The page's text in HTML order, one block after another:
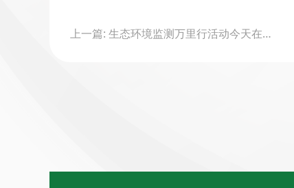
navigation
上一篇: 生态环境监测万里行活动今天在京启动